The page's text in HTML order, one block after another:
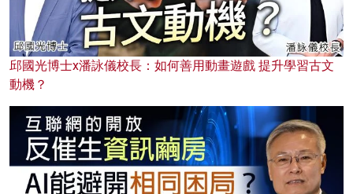
邱國光博士x潘詠儀校長：如何善用動畫遊戲 提升學習古文
動機？